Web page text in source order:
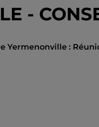
-
Yermenonville :